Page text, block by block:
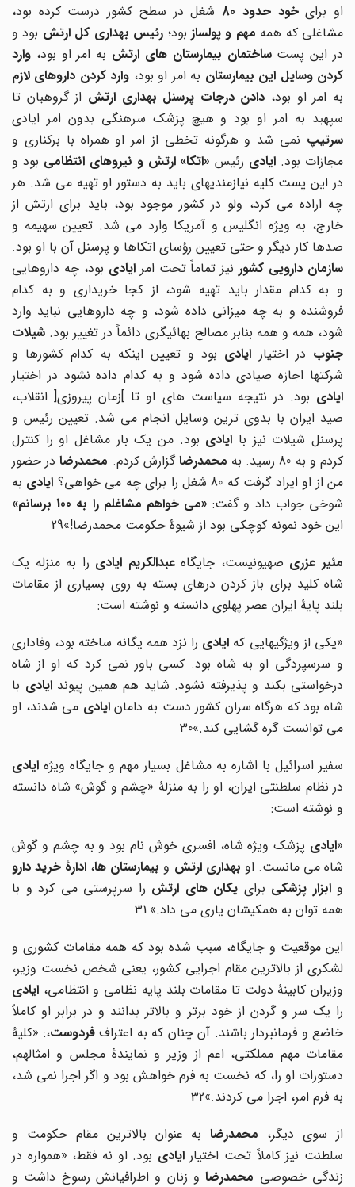
او برایخود حدود 80
شغل در سطح کشور درست کرده بود،
مشاغلی که همهمهم و پولسازبود؛رئیس بهداری کل ارتشبود و
در این پستساختمان بیمارستان های ارتشبه امر او بود،وارد
کردن وسایل این بیمارستانبه امر او بود،وارد کردن داروهای لازم
به امر او بود،دادن درجات پرسنل بهداری ارتشاز گروهبان تا
سپهبد به امر او بود و هیچ پزشک سرهنگی بدون امر ایادی
سرتیپنمی شد و هرگونه تخطی از امر او همراه با برکناری و
مجازات بود.ایادیرئیس«اتکا» ارتش و نیروهای انتظامیبود و
در این پست کلیه نیازمندیهای باید به دستور او تهیه می شد. هر
چه اراده می کرد، ولو در کشور موجود بود، باید برای ارتش از
خارج، به ویژه انگلیس و آمریکا وارد می شد. تعیین سهیمه و
صدها کار دیگر و حتی تعیین رؤسای اتکاها و پرسنل آن با او بود.
سازمان دارویی کشورنیز تماماً تحت امرایادیبود، چه داروهایی
و به کدام مقدار باید تهیه شود، از کجا خریداری و به کدام
فروشنده و به چه میزانی داده شود، و چه داروهایی نباید وارد
شود، همه و همه بنابر مصالح بهائیگری دائماً در تغییر بود.شیلات
جنوبدر اختیارایادیبود و تعیین اینکه به کدام کشورها و
شرکتها اجازه صیادی داده شود و به کدام داده نشود در اختیار
ایادیبود. در نتیجه سیاست های او تا ]زمان پیروزی[ انقلاب،
صید ایران با بدوی ترین وسایل انجام می شد. تعیین رئیس و
پرسنل شیلات نیز باایادیبود. من یک بار مشاغل او را کنترل
کردم و به 80 رسید. به
محمدرضاگزارش کردم.محمدرضادر حضور
من از او ایراد گرفت که 80 شغل را برای چه می خواهی؟
ایادیبه
شوخی جواب داد و گفت:«می خواهم مشاغلم را به 100 برسانم»
این خود نمونه کوچکی بود از شیوۀ حکومت محمدرضا!»29
مئیر عزریصهیونیست، جایگاهعبدالکریم ایادیرا به منزله یک
شاه کلید برای باز کردن درهای بسته به روی بسیاری از مقامات
بلند پایۀ ایران عصر پهلوی دانسته و نوشته است:
«یکی از ویژگیهایی کهایادیرا نزد همه یگانه ساخته بود، وفاداری
و سرسپردگی او به شاه بود. کسی باور نمی کرد که او از شاه
درخواستی بکند و پذیرفته نشود. شاید هم همین پیوندایادیبا
شاه بود که هرگاه سران کشور دست به دامانایادیمی شدند، او
می توانست گره گشایی کند.»30
سفیر اسرائیل با اشاره به مشاغل بسیار مهم و جایگاه ویژهایادی
در نظام سلطنتی ایران، او را به منزلۀ «چشم و گوش» شاه دانسته
و نوشته است:
ایادیپزشک ویژه شاه، افسری خوش نام بود و به چشم و گوش
شاه می مانست. اوبهداری ارتشو بیمارستان ها ،ادارۀ خرید دارو
ابزار پزشکیبراییکان های ارتشرا سرپرستی می کرد و با
همه توان به همکیشان یاری می داد.»31
این موقعیت و جایگاه، سبب شده بود که همه مقامات کشوری و
لشکری از بالاترین مقام اجرایی کشور، یعنی شخص نخست وزیر،
وزیران کابینۀ دولت تا مقامات بلند پایه نظامی و انتظامی،ایادی
را یک سر و گردن از خود برتر و بالاتر بدانند و در برابر او کاملاً
خاضع و فرمانبردار باشند. آن چنان که به اعتراففردوست،: «کلیۀ
مقامات مهم مملکتی، اعم از وزیر و نمایندۀ مجلس و امثالهم،
دستورات او را، که نخست به فرم خواهش بود و اگر اجرا نمی شد،
به فرم امر، اجرا می کردند.»32
از سوی دیگر،محمدرضابه عنوان بالاترین مقام حکومت و
سلطنت نیز کاملاً تحت اختیارایادیبود. او نه فقط، «همواره در
زندگی خصوصیمحمدرضاو زنان و اطرافیانش رسوخ داشت و